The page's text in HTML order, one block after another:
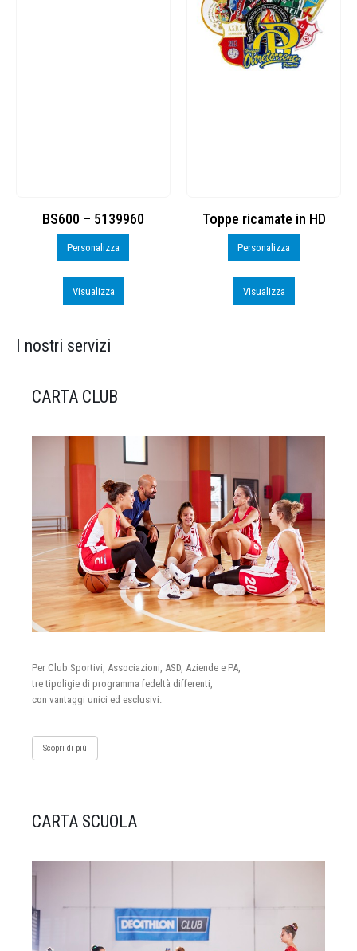
– 5139960
Personalizza
Toppe ricamate in HD
Personalizza
KIT
I nostri servizi
CARTA CLUB
Per Club Sportivi, Associazioni, ASD, Aziende e PA,
tre tipoligie di programma fedeltà differenti,
con vantaggi unici ed esclusivi.
Scopri di più
CARTA SCUOLA